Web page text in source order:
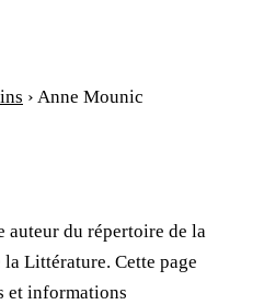
› Anne Mounic
auteur du répertoire de la
Littérature. Cette page
et informations